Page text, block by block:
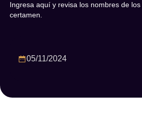
Seleccionar categoría
Seleccionar año
Ingresa aquí y revisa los nombres de
certamen.
05/11/2024